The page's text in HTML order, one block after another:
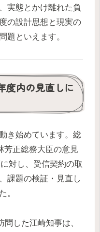
実態とかけ離れた負
の設計思想と現実の
題といえます。
内の見直しに
き始めています。総
芳正総務大臣の意見
対し、受信契約の取
課題の検証・見直し
。
した江崎知事は、